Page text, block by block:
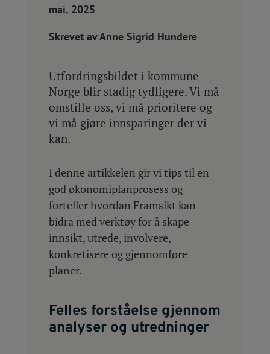
mai, 2025
Skrevet av Anne Sigrid Hundere
Utfordringsbildet i kommune-
Norge blir stadig tydligere. Vi må
omstille oss, vi må prioritere og
vi må gjøre innsparinger der vi
kan.
I denne artikkelen gir vi tips til en
god økonomiplanprosess og
forteller hvordan Framsikt kan
bidra med verktøy for å skape
innsikt, utrede, involvere,
konkretisere og gjennomføre
planer.
Felles forståelse gjennom
analyser og utredninger